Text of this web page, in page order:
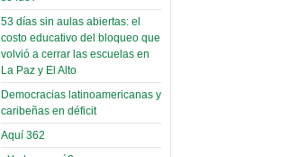
Viernes, 14 Octubre 2022
Leer Más...
Docentes y estudiantes de
Trabajo Social de la UMSA
elegirán directora
Viernes, 14 Octubre 2022
Leer Más...
más de 24 horas
después rectifica
parcialmente
El Infamatorio
Miércoles, 09 Diciembre 2020
Read more...
Interpretación
53 días sin aulas abiertas: el
costo educativo del bloqueo que
volvió a cerrar las escuelas en
La Paz y El Alto
Democracias latinoamericanas y
caribeñas en déficit
Aquí 362